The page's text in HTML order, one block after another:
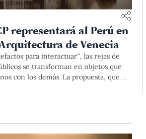
representará al Perú en
de Venecia
para interactuar”, las rejas de
se transforman en objetos que
con los demás. La propuesta, que
y la participación de alumnos de